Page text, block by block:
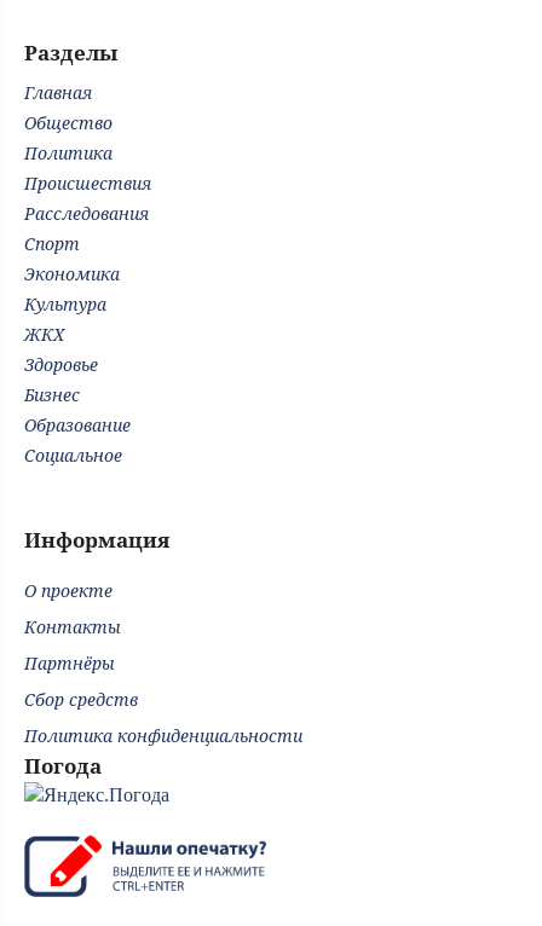
Разделы
Главная
Общество
Политика
Происшествия
Расследования
Спорт
Экономика
Культура
ЖКХ
Здоровье
Бизнес
Образование
Социальное
Информация
О проекте
Контакты
Партнёры
Сбор средств
Политика конфиденциальности
Погода